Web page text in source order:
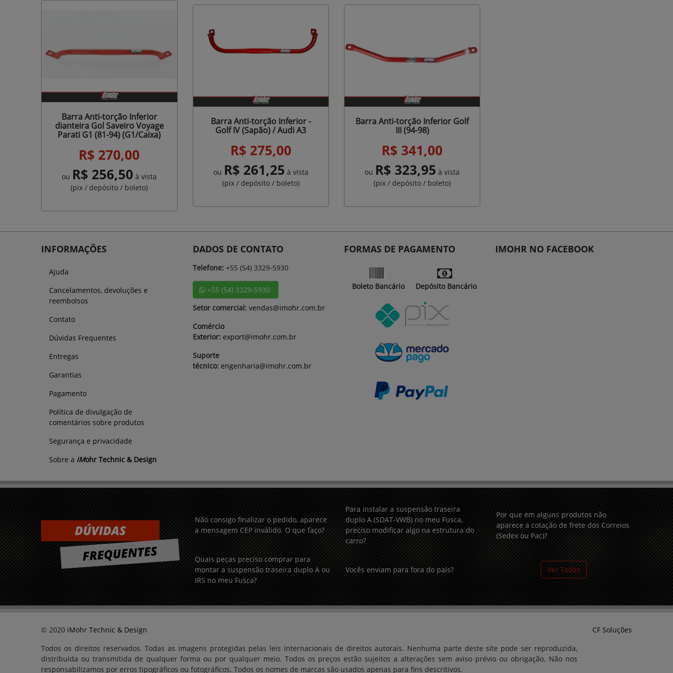
Barra Anti-torção Inferior
dianteira Gol Saveiro Voyage
Parati G1 (81-94) (G1/Caixa)
R$ 270,00
ou R$ 256,50 à vista
(pix / depósito / boleto)
Barra Anti-torção Inferior -
Golf IV (Sapão) / Audi A3
R$ 275,00
ou R$ 261,25 à vista
(pix / depósito / boleto)
Barra Anti-torção Inferior Golf
III (94-98)
R$ 341,00
ou R$ 323,95 à vista
(pix / depósito / boleto)
INFORMAÇÕES
Ajuda
Cancelamentos, devoluções e
reembolsos
Contato
Dúvidas Frequentes
Entregas
Garantias
Pagamento
Política de divulgação de
comentários sobre produtos
Segurança e privacidade
Sobre a iMohr Technic & Design
DADOS DE CONTATO
Telefone: +55 (54) 3329-5930
+55 (54) 3329-5930
Setor comercial: vendas@imohr.com.br
Comércio
Exterior: export@imohr.com.br
Suporte
técnico: engenharia@imohr.com.br
FORMAS DE PAGAMENTO
Boleto Bancário Depósito Bancário
IMOHR NO FACEBOOK
Não consigo finalizar o pedido, aparece
a mensagem CEP inválido. O que faço?
Para instalar a suspensão traseira
duplo A (SDAT-VWB) no meu Fusca,
preciso modificar algo na estrutura do
carro?
Por que em alguns produtos não
aparece a cotação de frete dos Correios
(Sedex ou Pac)?
Quais peças preciso comprar para
montar a suspensão traseira duplo A ou
IRS no meu Fusca?
Vocês enviam para fora do país? Ver Todas
© 2020 iMohr Technic & Design
Todos os direitos reservados. Todas as imagens protegidas pelas leis internacionais de direitos autorais. Nenhuma parte deste site pode ser reproduzida,
distribuída ou transmitida de qualquer forma ou por qualquer meio. Todos os preços estão sujeitos a alterações sem aviso prévio ou obrigação. Não nos
responsabilizamos por erros tipográficos ou fotográficos. Todos os nomes de marcas são usados ​​apenas para fins descritivos.
CF Soluções